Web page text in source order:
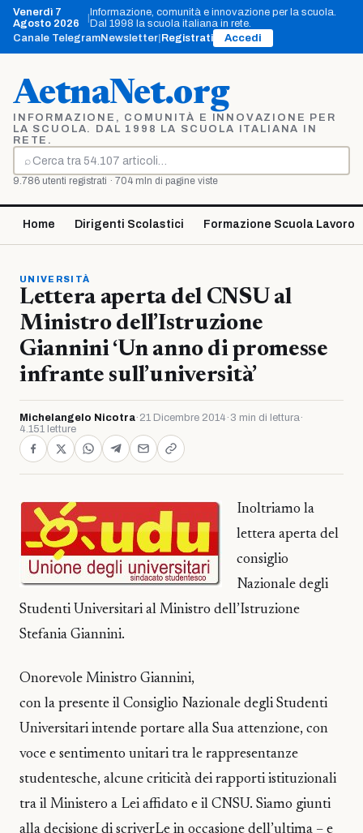
Vai
contenuto
Venerdì 7
Agosto 2026
Informazione, comunità e innovazione per la scuola.
Dal 1998 la scuola italiana in rete.
Canale TelegramNewsletter Registrati Accedi
AetnaNet.org
INFORMAZIONE, COMUNITÀ E INNOVAZIONE PER
LA SCUOLA. DAL 1998 LA SCUOLA ITALIANA IN
RETE.
⌕
Cerca
9.786 utenti registrati · 704 mln di pagine viste
Home Dirigenti Scolastici Formazione Scuola Lavoro
UNIVERSITÀ
Lettera aperta del CNSU al
Ministro dell’Istruzione
Giannini ‘Un anno di promesse
infrante sull’università’
Michelangelo Nicotra· 21 Dicembre 2014 · 3 min di lettura·
4.151 letture
Inoltriamo la
lettera aperta del
consiglio
Nazionale degli
Studenti Universitari al Ministro dell’Istruzione
Stefania Giannini.
Onorevole Ministro Giannini,
con la presente il Consiglio Nazionale degli Studenti
Universitari intende portare alla Sua attenzione, con
voce e sentimento unitari tra le rappresentanze
studentesche, alcune criticità dei rapporti istituzionali
tra il Ministero a Lei affidato e il CNSU. Siamo giunti
alla decisione di scriverLe in occasione dell’ultima – e